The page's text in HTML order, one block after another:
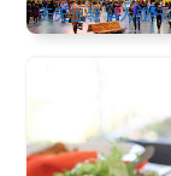
天天出發 (4人成行)
巴羅莎酒莊美
653 已預訂
AUD $204.00 $